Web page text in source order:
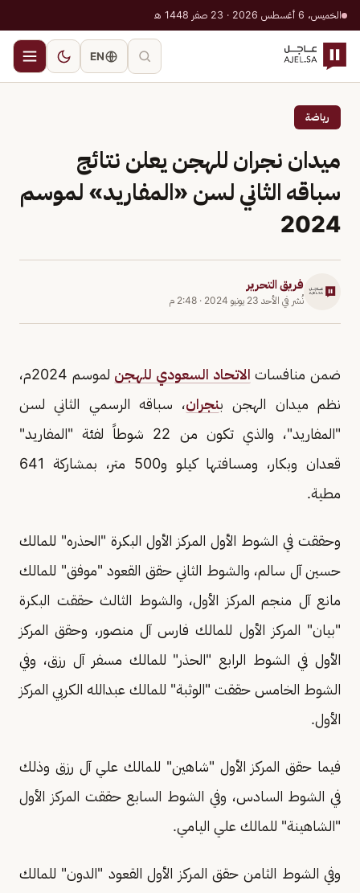
الخميس، 6 أغسطس 2026 · 23 صفر 1448 هـ
EN
رياضة
ميدان نجران للهجن يعلن نتائج
سباقه الثاني لسن «المفاريد» لموسم
2024
فريق التحرير
نُشر في الأحد 23 يونيو 2024 · 2:48 م
ضمن منافسات الاتحاد السعودي للهجن
لموسم 2024م،
نظم ميدان الهجن بنجران، سباقه الرسمي الثاني لسن
"المفاريد"، والذي تكون من 22 شوطاً لفئة "المفاريد"
قعدان وبكار، ومسافتها كيلو و500 متر، بمشاركة 641
مطية.
وحققت في الشوط الأول المركز الأول البكرة "الحذره" للمالك
حسين آل سالم، والشوط الثاني حقق القعود "موفق" للمالك
مانع آل منجم المركز الأول، والشوط الثالث حققت البكرة
"بيان" المركز الأول للمالك فارس آل منصور، وحقق المركز
الأول في الشوط الرابع "الحذر" للمالك مسفر آل رزق، وفي
الشوط الخامس حققت "الوثبة" للمالك عبدالله الكربي المركز
الأول.
فيما حقق المركز الأول "شاهين" للمالك علي آل رزق وذلك
في الشوط السادس، وفي الشوط السابع حققت المركز الأول
"الشاهينة" للمالك علي اليامي.
وفي الشوط الثامن حقق المركز الأول القعود "الدون" للمالك